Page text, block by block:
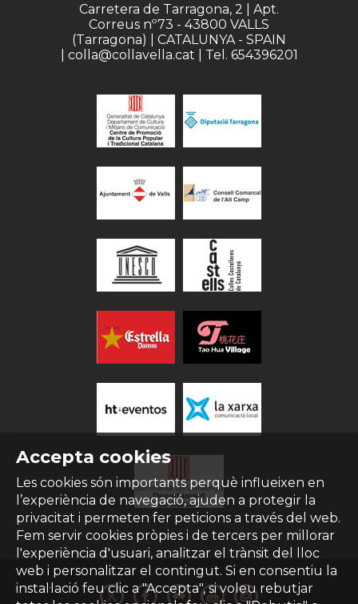
Accepta cookies
Les cookies són importants perquè influeixen en
l’experiència de navegació, ajuden a protegir la
privacitat i permeten fer peticions a través del web.
Fem servir cookies pròpies i de tercers per millorar
l'experiència d'usuari, analitzar el trànsit del lloc
web i personalitzar el contingut. Si en consentiu la
instal·lació feu clic a "Accepta", si voleu rebutjar
Carretera de Tarragona, 2 | Apt.
Correus nº73 - 43800 VALLS
(Tarragona) | CATALUNYA - SPAIN
| colla@collavella.cat | Tel. 654396201